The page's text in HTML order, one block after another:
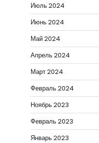
Июль 2024
Июнь 2024
Май 2024
Апрель 2024
Март 2024
Февраль 2024
Ноябрь 2023
Февраль 2023
Январь 2023